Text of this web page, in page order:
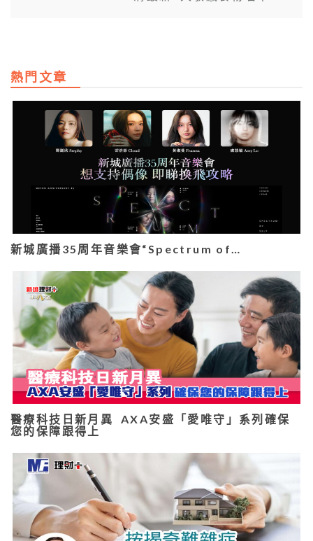
熱門文章
新城廣播35周年音樂會“Spectrum of…
醫療科技日新月異 AXA安盛「愛唯守」系列確保
您的保障跟得上